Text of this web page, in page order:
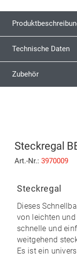
Technische Daten
Zubehör
Steckregal
Art.-Nr.: 3970009
Steckregal
Dieses
von leichten
schnelle und
weitgehend
Es ist ein